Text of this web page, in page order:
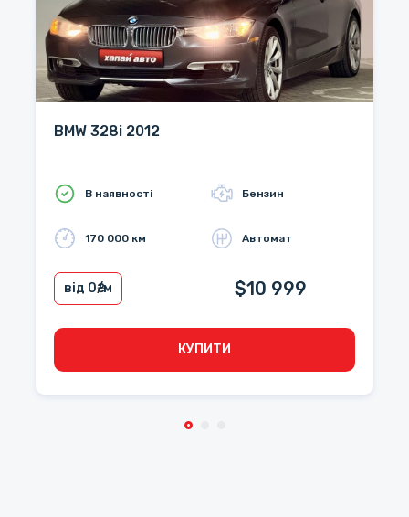
BMW 328i 2012
В наявності Бензин
170 000 км Автомат
від 0₴/м $10 999
КУПИТИ